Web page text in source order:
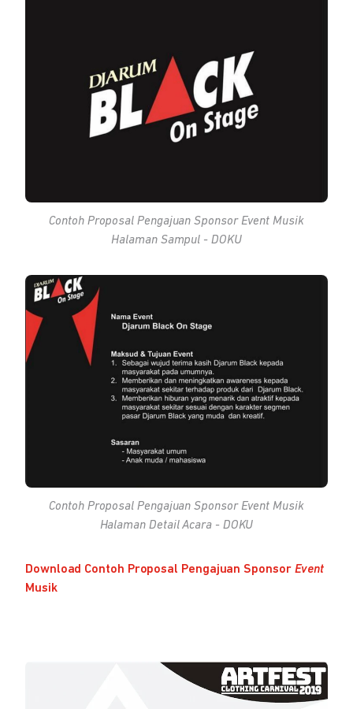
Contoh Proposal Pengajuan SponsorEvent Musik
Halaman Sampul - DOKU
Contoh Proposal Pengajuan SponsorEvent Musik
Halaman Detail Acara - DOKU
Download Contoh Proposal Pengajuan Sponsor Event
Musik